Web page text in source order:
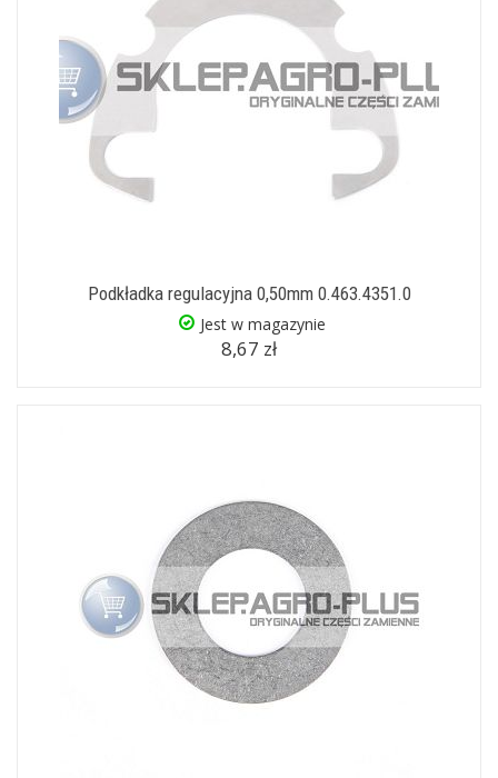
Podkładka regulacyjna 0,50mm 0.463.4351.0
Jest w magazynie
8,67 zł